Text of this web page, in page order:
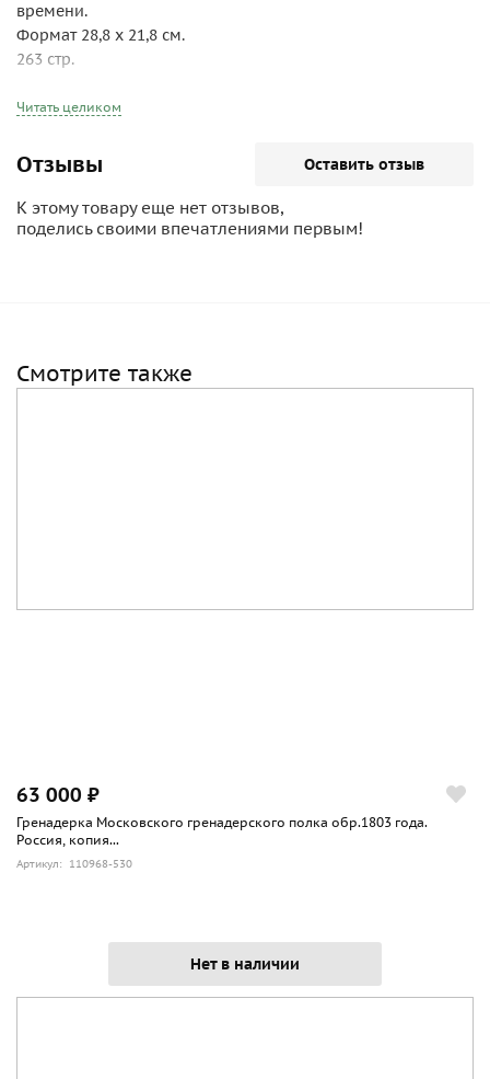
времени.
Формат 28,8 х 21,8 см.
263 стр.
Читать целиком
Отзывы Оставить отзыв
К этому товару еще нет отзывов,
поделись своими впечатлениями первым!
Смотрите также
63 000 ₽
Гренадерка Московского гренадерского полка обр.1803 года.
Россия, копия...
Артикул: 110968-530
Нет в наличии